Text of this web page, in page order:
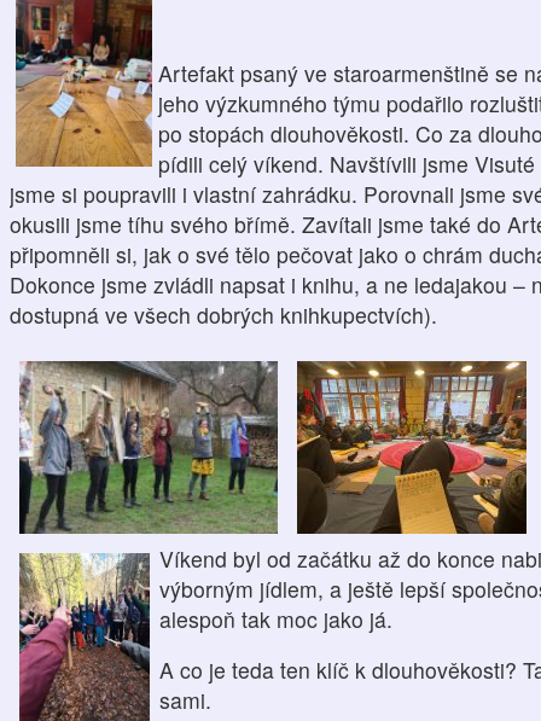
Artefakt psaný ve staroarmenštině se
jeho výzkumného týmu podařilo
po stopách dlouhověkosti. Co za
pídili celý víkend. Navštívili jsme
jsme si poupravili i vlastní zahrádku. Porovnali jsme
okusili jsme tíhu svého břímě. Zavítali jsme také do
připomněli si, jak o své tělo pečovat jako o chrám
Dokonce jsme zvládli napsat i knihu, a ne ledajakou –
dostupná ve všech dobrých knihkupectvích).
Víkend byl od začátku až do konce
výborným jídlem, a ještě lepší
alespoň tak moc jako já.
A co je teda ten klíč k dlouhověkosti?
sami.